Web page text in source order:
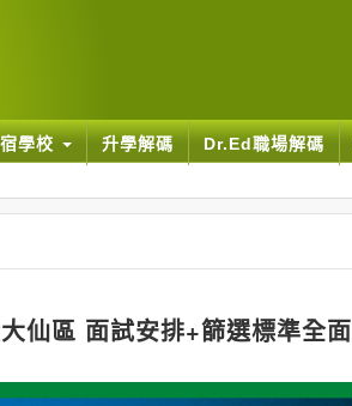
學校 升學解碼 Dr.Ed職場解碼
仙區 面試安排+篩選標準全面